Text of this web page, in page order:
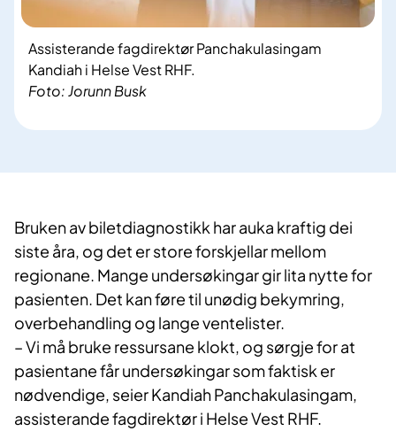
Foto: Jorunn Busk
Assisterande fagdirektør Panchakulasingam
Kandiah i Helse Vest RHF.
Bruken av biletdiagnostikk har auka kraftig dei
siste åra, og det er store forskjellar mellom
regionane. Mange undersøkingar gir lita nytte for
pasienten. Det kan føre til unødig bekymring,
overbehandling og lange ventelister.
– Vi må bruke ressursane klokt, og sørgje for at
pasientane får undersøkingar som faktisk er
nødvendige, seier Kandiah Panchakulasingam,
assisterande fagdirektør i Helse Vest RHF.